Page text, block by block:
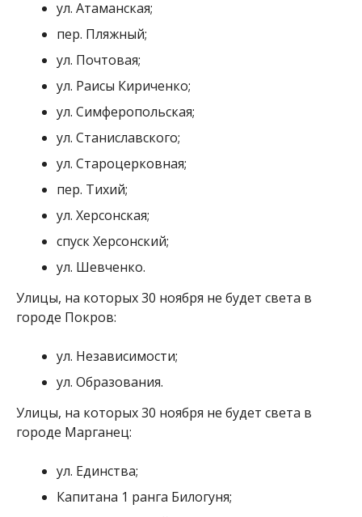
спуск Херсонский;
ул. Шевченко.
Улицы, на которых 30 ноября не будет света в
городе Покров:
ул. Независимости;
ул. Образования.
Улицы, на которых 30 ноября не будет света в
городе Марганец:
ул. Единства;
Капитана 1 ранга Билогуня;
пер. Космический;
кв-л Северный.